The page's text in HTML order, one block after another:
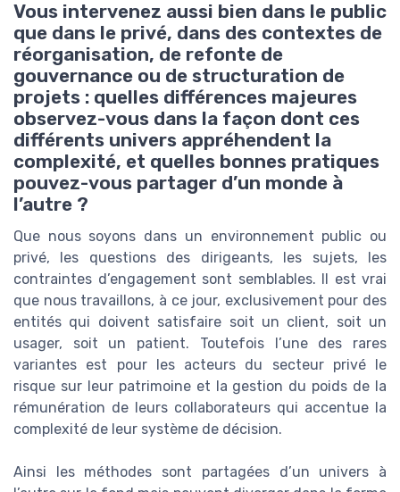
Vous intervenez aussi bien dans le public
que dans le privé, dans des contextes de
réorganisation, de refonte de
gouvernance ou de structuration de
projets : quelles différences majeures
observez-vous dans la façon dont ces
différents univers appréhendent la
complexité, et quelles bonnes pratiques
pouvez-vous partager d’un monde à
l’autre ?
Que nous soyons dans un environnement public ou
privé, les questions des dirigeants, les sujets, les
contraintes d’engagement sont semblables. Il est vrai
que nous travaillons, à ce jour, exclusivement pour des
entités qui doivent satisfaire soit un client, soit un
usager, soit un patient. Toutefois l’une des rares
variantes est pour les acteurs du secteur privé le
risque sur leur patrimoine et la gestion du poids de la
rémunération de leurs collaborateurs qui accentue la
complexité de leur système de décision.
Ainsi les méthodes sont partagées d’un univers à